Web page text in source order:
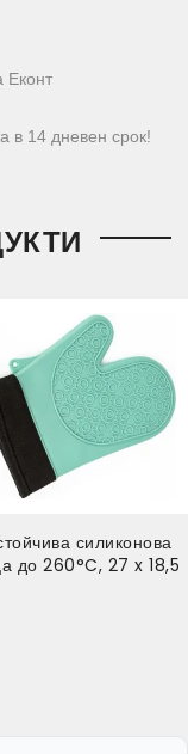
Еконт
в 14 дневен срок!
силиконова
до 260°C, 27 x 18,5